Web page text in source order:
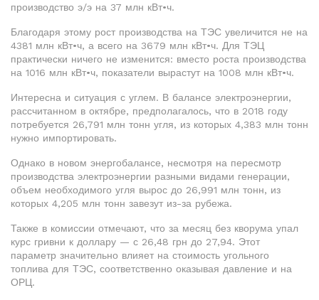
производство э/э на 37 млн кВт•ч.
Благодаря этому рост производства на ТЭС увеличится не на
4381 млн кВт•ч, а всего на 3679 млн кВт•ч. Для ТЭЦ
практически ничего не изменится: вместо роста производства
на 1016 млн кВт•ч, показатели вырастут на 1008 млн кВт•ч.
Интересна и ситуация с углем. В балансе электроэнергии,
рассчитанном в октябре, предполагалось, что в 2018 году
потребуется 26,791 млн тонн угля, из которых 4,383 млн тонн
нужно импортировать.
Однако в новом энергобалансе, несмотря на пересмотр
производства электроэнергии разными видами генерации,
объем необходимого угля вырос до 26,991 млн тонн, из
которых 4,205 млн тонн завезут из-за рубежа.
Также в комиссии отмечают, что за месяц без кворума упал
курс гривни к доллару — с 26,48 грн до 27,94. Этот
параметр значительно влияет на стоимость угольного
топлива для ТЭС, соответственно оказывая давление и на
ОРЦ.